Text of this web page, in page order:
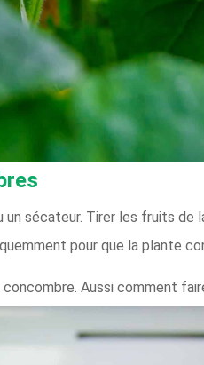
sécateur. Tirer les fruits de
pour que la plante
Aussi comment